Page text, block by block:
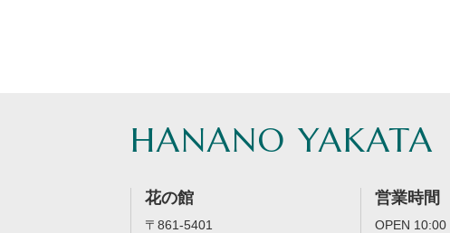
HANANO YAKATA
花の館
〒861-5401
営業時間
OPEN